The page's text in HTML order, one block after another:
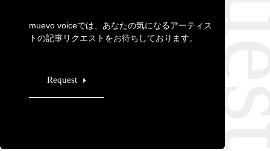
muevo voiceでは、あなたの気になるアーティス
トの記事リクエストをお待ちしております。
Request